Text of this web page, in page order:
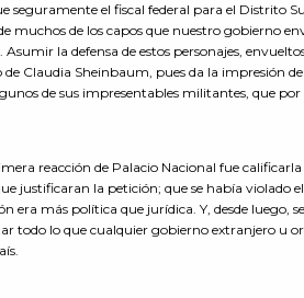
seguramente el fiscal federal para el Distrito
muchos de los capos que nuestro gobierno
la defensa de estos personajes,
Claudia Sheinbaum, pues da la impresión
de sus impresentables militantes, que por
reacción de Palacio Nacional fue calificarla
justificaran la petición; que se había violado
era más política que jurídica. Y, desde luego,
todo lo que cualquier gobierno extranjero u